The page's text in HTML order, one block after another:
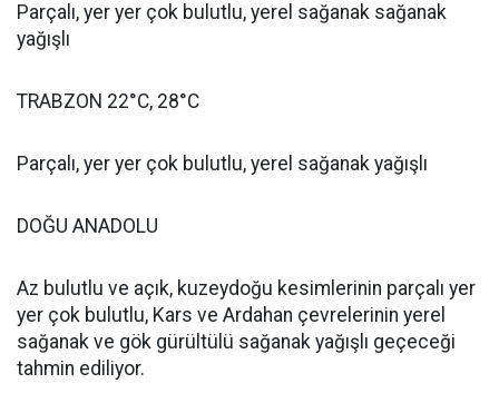
Parçalı, yer yer çok bulutlu, yerel sağanak sağanak
yağışlı
TRABZON 22°C, 28°C
Parçalı, yer yer çok bulutlu, yerel sağanak yağışlı
DOĞU ANADOLU
Az bulutlu ve açık, kuzeydoğu kesimlerinin parçalı yer
yer çok bulutlu, Kars ve Ardahan çevrelerinin yerel
sağanak ve gök gürültülü sağanak yağışlı geçeceği
tahmin ediliyor.